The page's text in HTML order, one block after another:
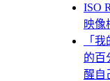
ISO
映像
「
的百
醒自